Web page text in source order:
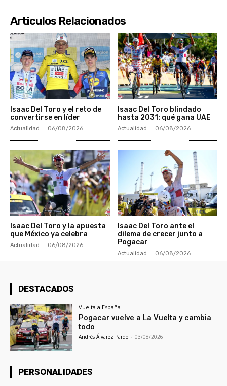
Articulos Relacionados
Isaac Del Toro y el reto de
convertirse en líder
Actualidad 06/08/2026
Isaac Del Toro blindado
hasta 2031: qué gana UAE
Actualidad 06/08/2026
Isaac Del Toro y la apuesta
que México ya celebra
Actualidad 06/08/2026
Isaac Del Toro ante el
dilema de crecer junto a
Pogacar
Actualidad 06/08/2026
DESTACADOS
Vuelta a España
Pogacar vuelve a La Vuelta y cambia
todo
Andrés Álvarez Pardo - 03/08/2026
PERSONALIDADES